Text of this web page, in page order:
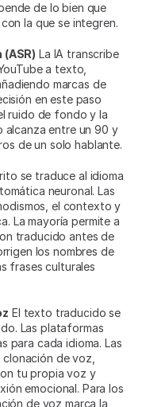
de lo bien que
la que se integren.
La IA transcribe
a texto,
marcas de
en este paso
ruido de fondo y la
alcanza entre un 90 y
de un solo hablante.
se traduce al idioma
neuronal. Las
el contexto y
La mayoría permite a
traducido antes de
los nombres de
frases culturales
El texto traducido se
Las plataformas
para cada idioma. Las
de voz,
tu propia voz y
emocional. Para los
de voz marca la